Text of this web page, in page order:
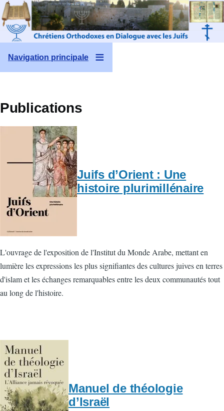
Aller au contenu principal
Navigation principale
Publications
Juifs d’Orient : Une
histoire plurimillénaire
L'ouvrage de l'exposition de l'Institut du Monde Arabe, mettant en
lumière les expressions les plus signifiantes des cultures juives en terres
d'islam et les échanges remarquables entre les deux communautés tout
au long de l'histoire.
Manuel de théologie
d’Israël